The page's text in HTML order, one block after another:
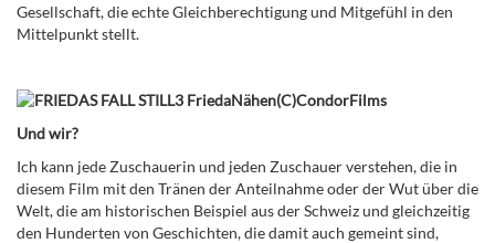
Gesellschaft, die echte Gleichberechtigung und Mitgefühl in den
Mittelpunkt stellt.
Und wir?
Ich kann jede Zuschauerin und jeden Zuschauer verstehen, die in
diesem Film mit den Tränen der Anteilnahme oder der Wut über die
Welt, die am historischen Beispiel aus der Schweiz und gleichzeitig
den Hunderten von Geschichten, die damit auch gemeint sind,